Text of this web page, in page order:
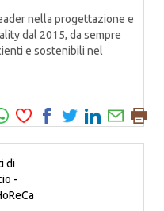
nella progettazione e
dal 2015, da sempre
e sostenibili nel